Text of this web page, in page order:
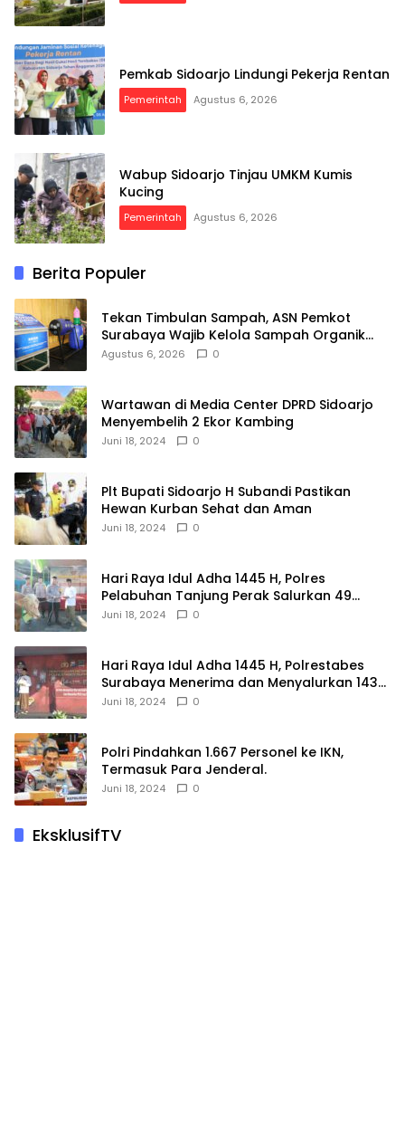
Pemkab Sidoarjo Lindungi Pekerja Rentan
Pemerintah Agustus 6, 2026
Wabup Sidoarjo Tinjau UMKM Kumis
Kucing
Pemerintah Agustus 6, 2026
Berita Populer
Tekan Timbulan Sampah, ASN Pemkot
Surabaya Wajib Kelola Sampah Organik
dari Rumah
Agustus 6, 2026 0
Wartawan di Media Center DPRD Sidoarjo
Menyembelih 2 Ekor Kambing
Juni 18, 2024 0
Plt Bupati Sidoarjo H Subandi Pastikan
Hewan Kurban Sehat dan Aman
Juni 18, 2024 0
Hari Raya Idul Adha 1445 H, Polres
Pelabuhan Tanjung Perak Salurkan 49
Hewan Korban.
Juni 18, 2024 0
Hari Raya Idul Adha 1445 H, Polrestabes
Surabaya Menerima dan Menyalurkan 143
Hewan Kurban
Juni 18, 2024 0
Polri Pindahkan 1.667 Personel ke IKN,
Termasuk Para Jenderal.
Juni 18, 2024 0
EksklusifTV